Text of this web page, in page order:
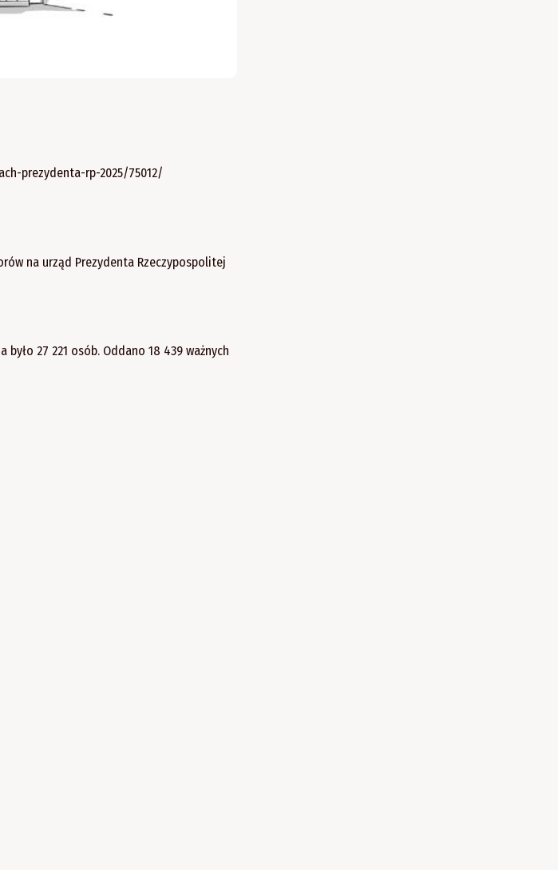
prezydenta-rp-2025/75012/
na urząd Prezydenta Rzeczypospolitej
27 221 osób. Oddano 18 439 ważnych